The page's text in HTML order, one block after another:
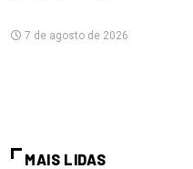
7 de agosto de 2026
MAIS LIDAS